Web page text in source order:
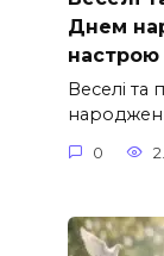
Днем
настрою
Веселі та
0